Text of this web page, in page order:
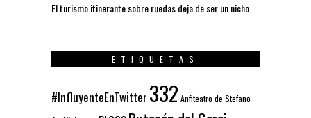
El turismo itinerante sobre ruedas deja de ser un nicho
ETIQUETAS
#InfluyenteEnTwitter 332 Anfiteatro de Stefano